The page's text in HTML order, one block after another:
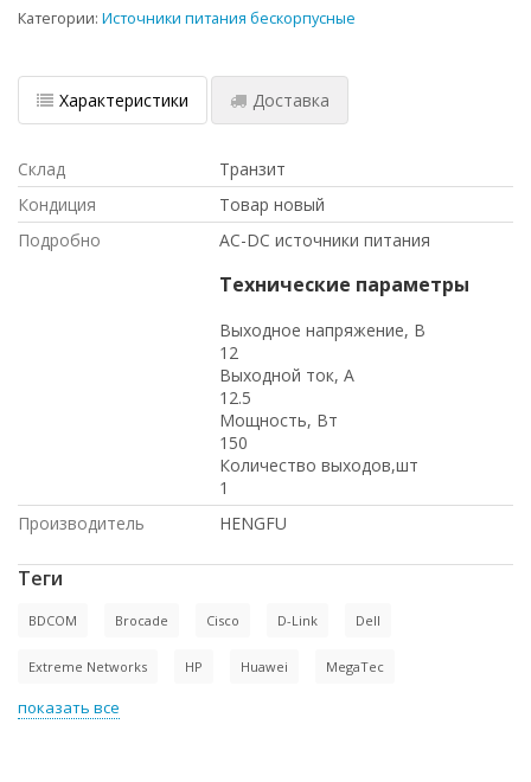
Категории: Источники питания бескорпусные
Характеристики Доставка
Склад
Транзит
Кондиция
Товар новый
Подробно
AC-DC источники питания
Технические параметры
Выходное напряжение, В
12
Выходной ток, А
12.5
Мощность, Вт
150
Количество выходов,шт
1
Производитель
HENGFU
Теги
BDCOM Brocade Cisco D-Link Dell
Extreme Networks HP Huawei MegaTec
показать все